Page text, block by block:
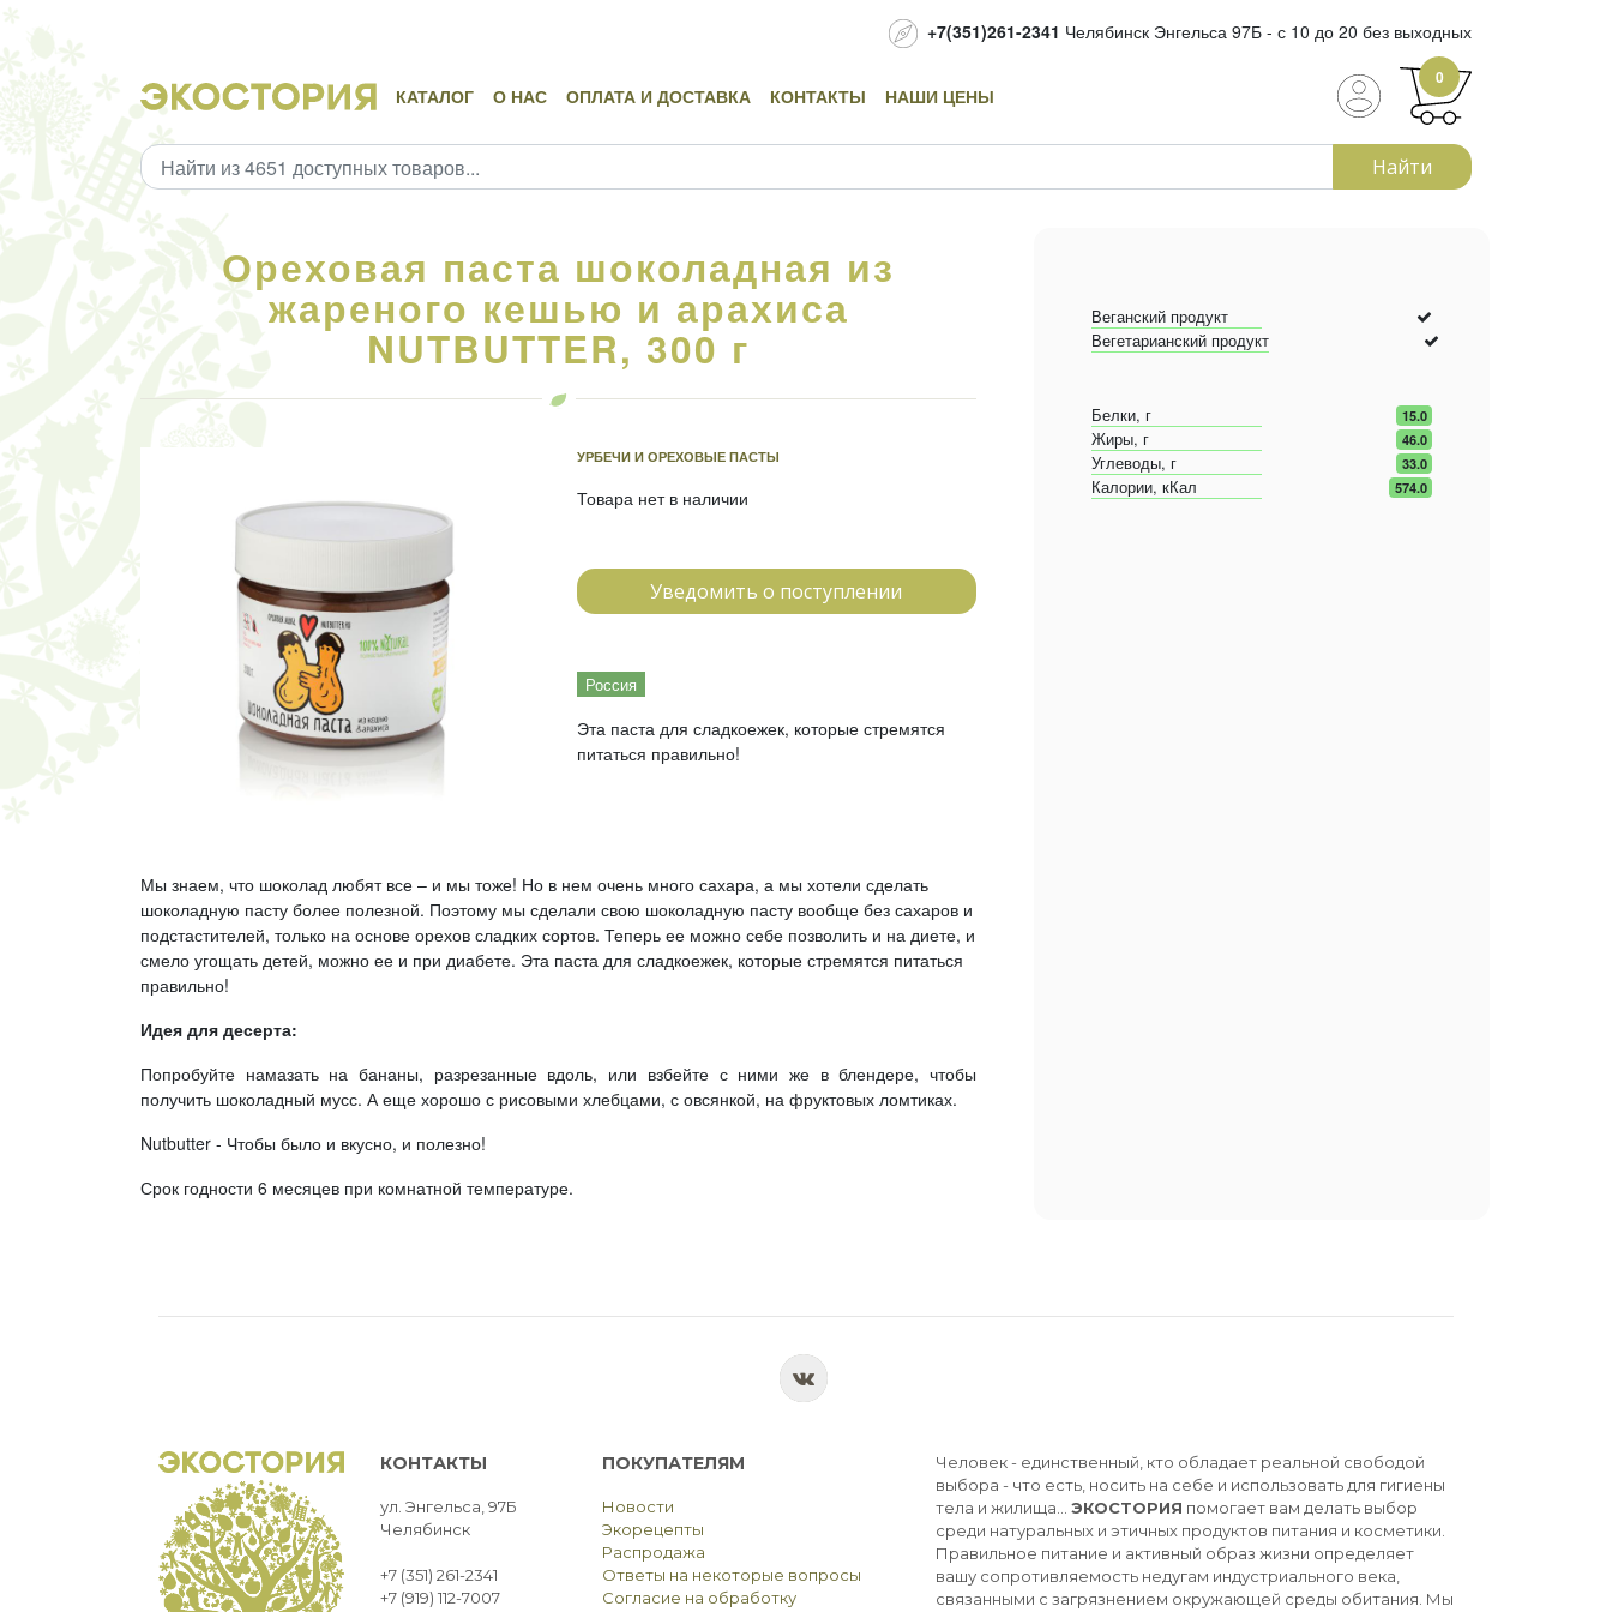
+7(351)261-2341 Челябинск Энгельса 97Б - с 10 до 20 без выходных
КАТАЛОГ О НАС ОПЛАТА И ДОСТАВКА КОНТАКТЫ НАШИ ЦЕНЫ
0
Найти
Ореховая паста шоколадная из
жареного кешью и арахиса
NUTBUTTER, 300 г
УРБЕЧИ И ОРЕХОВЫЕ ПАСТЫ
Товара нет в наличии
Уведомить о поступлении
Россия
Эта паста для сладкоежек, которые стремятся
питаться правильно!
Мы знаем, что шоколад любят все – и мы тоже! Но в нем очень много сахара, а мы хотели сделать
шоколадную пасту более полезной. Поэтому мы сделали свою шоколадную пасту вообще без сахаров и
подстастителей, только на основе орехов сладких сортов. Теперь ее можно себе позволить и на диете, и
смело угощать детей, можно ее и при диабете. Эта паста для сладкоежек, которые стремятся питаться
правильно!
Идея для десерта:
Попробуйте намазать на бананы, разрезанные вдоль, или взбейте с ними же в блендере, чтобы
получить шоколадный мусс. А еще хорошо с рисовыми хлебцами, с овсянкой, на фруктовых ломтиках.
Nutbutter - Чтобы было и вкусно, и полезно!
Срок годности 6 месяцев при комнатной температуре.
Веганский продукт
Вегетарианский продукт
Белки, г 15.0
Жиры, г 46.0
Углеводы, г 33.0
Калории, кКал 574.0
КОНТАКТЫ
ул. Энгельса, 97Б
Челябинск
+7 (351) 261-2341
+7 (919) 112-7007
ПОКУПАТЕЛЯМ
Новости
Экорецепты
Распродажа
Ответы на некоторые вопросы
Согласие на обработку
Человек - единственный, кто обладает реальной свободой
выбора - что есть, носить на себе и использовать для гигиены
тела и жилища... ЭКОСТОРИЯ помогает вам делать выбор
среди натуральных и этичных продуктов питания и косметики.
Правильное питание и активный образ жизни определяет
вашу сопротивляемость недугам индустриального века,
связанными с загрязнением окружающей среды обитания. Мы